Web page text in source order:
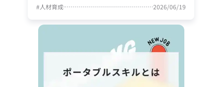
#人材育成 2026/06/19